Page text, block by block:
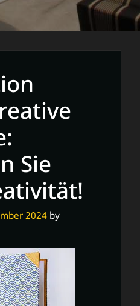
Sie
2024 by